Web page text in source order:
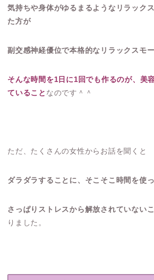
気持ちや身体がゆるまるようなリラック
た方が
副交感神経優位で本格的なリラックスモ
そんな時間を1日に1回でも作るのが、美
ていること なのです＾＾
ただ、たくさんの女性からお話を聞くと
ダラダラすることに、そこそこ時間を使
さっぱりストレスから解放されていない
りました。